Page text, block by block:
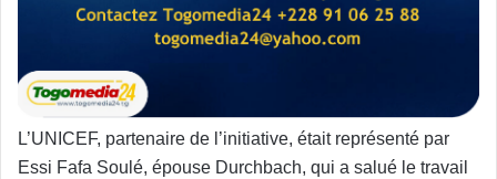
L’UNICEF, partenaire de l’initiative, était représenté par
Essi Fafa Soulé, épouse Durchbach, qui a salué le travail